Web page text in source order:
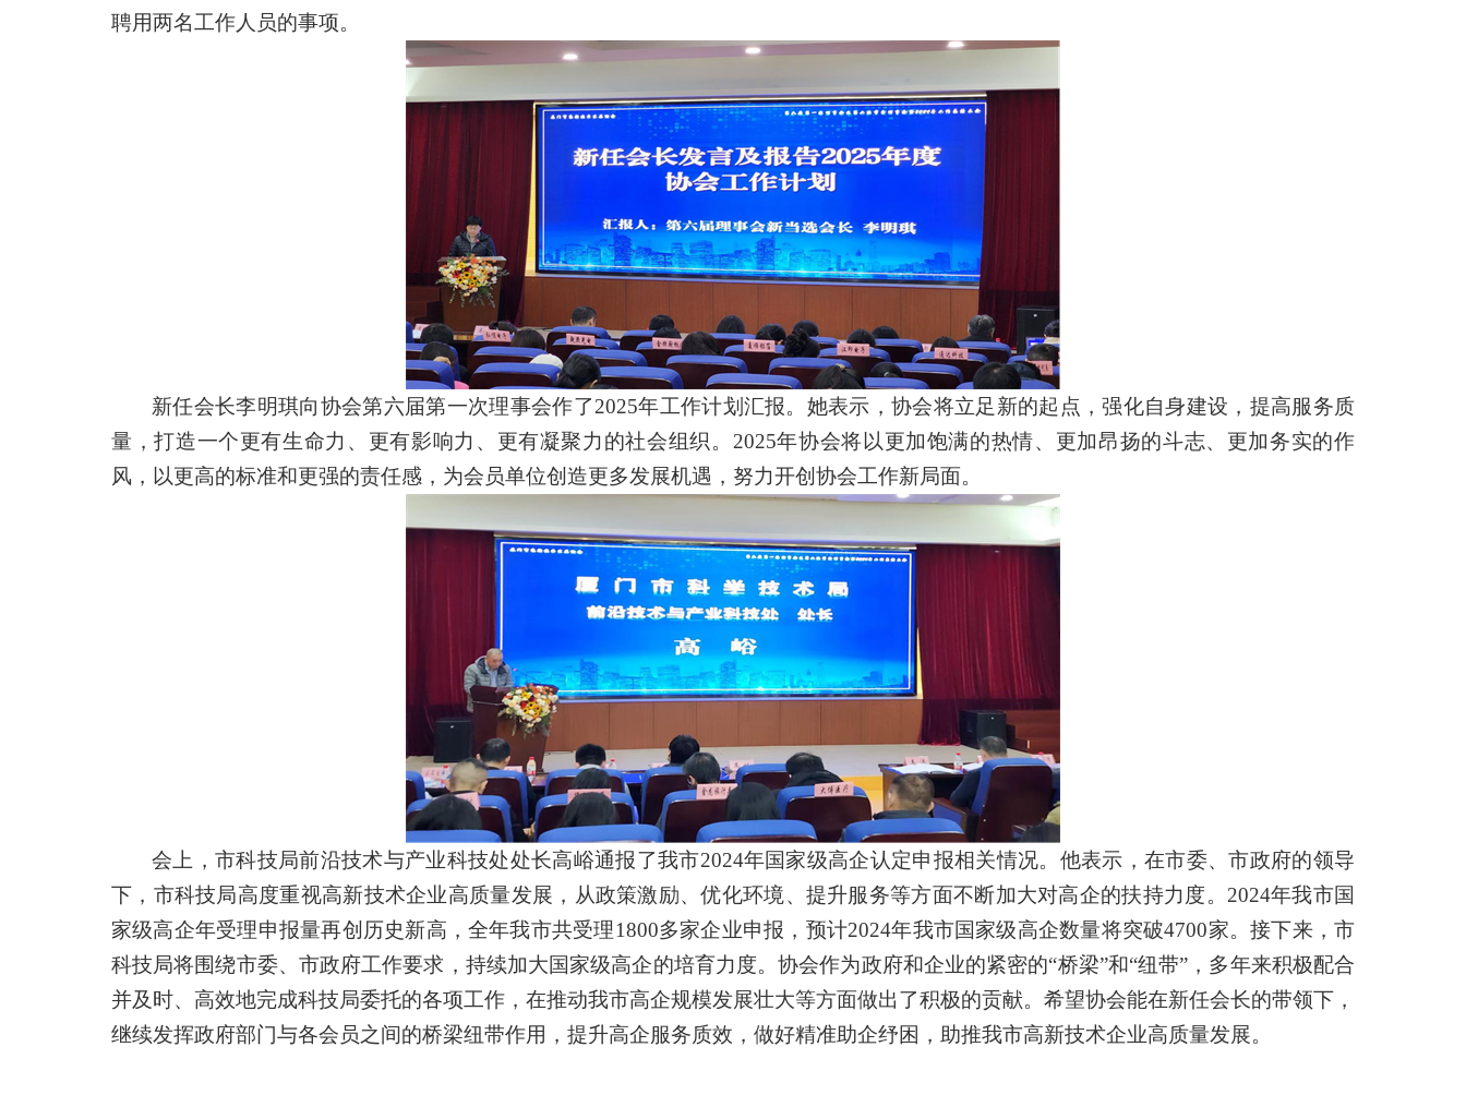
聘用两名工作人员的事项。
新任会长李明琪向协会第六届第一次理事会作了2025年工作计划汇报。她表示，协会将立足新的起点，强化自身建设，提高服务质
量，打造一个更有生命力、更有影响力、更有凝聚力的社会组织。2025年协会将以更加饱满的热情、更加昂扬的斗志、更加务实的作
风， 以更高的标准和更强的责任感，为会员单位创造更多发展机遇， 努力开创协会工作新局面。
会上，市科技局前沿技术与产业科技处处长高峪通报了我市2024年国家级高企认定申报相关情况。 他表示，在市委、市政府的领导
下，市科技局高度重视高新技术企业高质量发展，从政策激励、优化环境、提升服务等方面不断加大对高企的扶持力度。 2024年我市国
家级高企年受理申报量再创历史新高，全年我市共受理1800多家企业申报，预计2024年我市国家级高企数量将突破4700家。接下来，市
科技局将围绕市委、市政府工作要求，持续加大国家级高企的培育力度。协会作为政府和企业的紧密的“桥梁”和“纽带”，多年来积极配合
并及时、高效地完成科技局委托的各项工作，在推动我市高企规模发展壮大等方面做出了积极的贡献。希望协会能在新任会长的带领下，
继续发挥政府部门与各会员之间的桥梁纽带作用，提升高企服务质效，做好精准助企纾困，助推我市高新技术企业高质量发展。